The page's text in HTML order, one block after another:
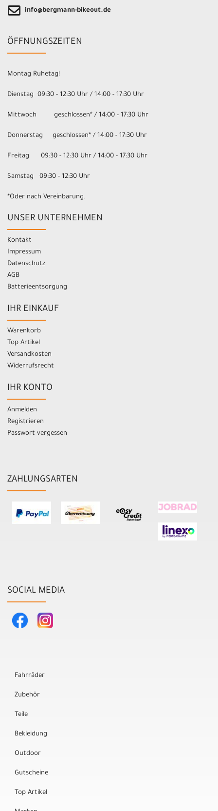
info@bergmann-bikeout.de
ÖFFNUNGSZEITEN
Montag Ruhetag!
Dienstag 09:30 - 12:30 Uhr / 14:00 - 17:30 Uhr
Mittwoch geschlossen* / 14:00 - 17:30 Uhr
Donnerstag geschlossen* / 14:00 - 17:30 Uhr
Freitag 09:30 - 12:30 Uhr / 14:00 - 17:30 Uhr
Samstag 09:30 - 12:30 Uhr
*Oder nach Vereinbarung.
UNSER UNTERNEHMEN
Kontakt
Impressum
Datenschutz
AGB
Batterieentsorgung
IHR EINKAUF
Warenkorb
Top Artikel
Versandkosten
Widerrufsrecht
IHR KONTO
Anmelden
Registrieren
Passwort vergessen
ZAHLUNGSARTEN
SOCIAL MEDIA
Fahrräder
Zubehör
Teile
Bekleidung
Outdoor
Gutscheine
Top Artikel